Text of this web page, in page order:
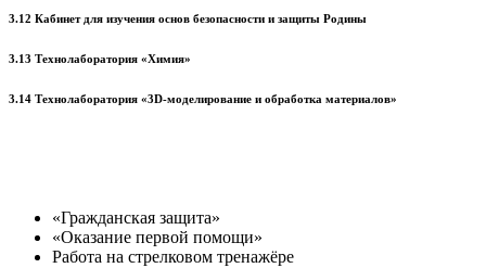
3.12 Кабинет для изучения основ безопасности и защиты Родины
3.13 Технолаборатория «Химия»
3.14 Технолаборатория «3D-моделирование и обработка материалов»
«Гражданская защита»
«Оказание первой помощи»
Работа на стрелковом тренажёре